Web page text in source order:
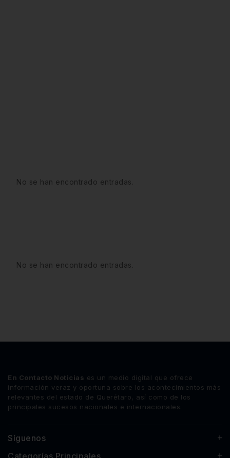
No se han encontrado entradas.
No se han encontrado entradas.
En Contacto Noticias es un medio digital que ofrece
información veraz y oportuna sobre los acontecimientos más
relevantes del estado de Querétaro, así como de los
principales sucesos nacionales e internacionales.
Síguenos
Categorías Principales